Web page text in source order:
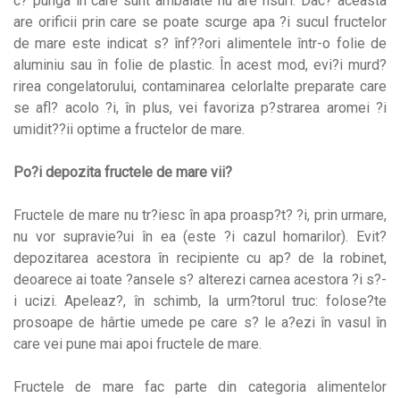
are orificii prin care se poate scurge apa ?i sucul fructelor
de mare este indicat s? înf??ori alimentele într-o folie de
aluminiu sau în folie de plastic. În acest mod, evi?i murd?
rirea congelatorului, contaminarea celorlalte preparate care
se afl? acolo ?i, în plus, vei favoriza p?strarea aromei ?i
umidit??ii optime a fructelor de mare.
Po?i depozita fructele de mare vii?
Fructele de mare nu tr?iesc în apa proasp?t? ?i, prin urmare,
nu vor supravie?ui în ea (este ?i cazul homarilor). Evit?
depozitarea acestora în recipiente cu ap? de la robinet,
deoarece ai toate ?ansele s? alterezi carnea acestora ?i s?-
i ucizi. Apeleaz?, în schimb, la urm?torul truc: folose?te
prosoape de hârtie umede pe care s? le a?ezi în vasul în
care vei pune mai apoi fructele de mare.
Fructele de mare fac parte din categoria alimentelor